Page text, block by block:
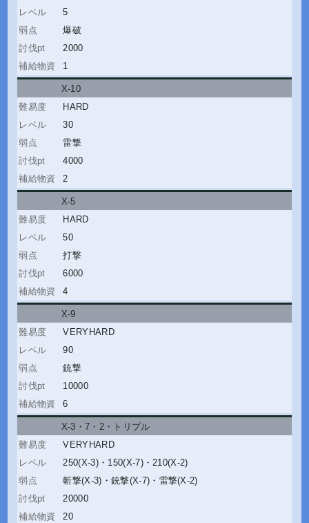
5
爆破
2000
1
X-10
HARD
30
雷撃
4000
2
X-5
HARD
50
打撃
6000
4
X-9
VERYHARD
90
銃撃
10000
6
X-3・7・2 ・ トリプル
VERYHARD
250(X-3)・ 150(X-7)・ 210(X-2)
斬撃(X-3) ・ 銃撃(X-7) ・ 雷撃(X-2)
20000
20